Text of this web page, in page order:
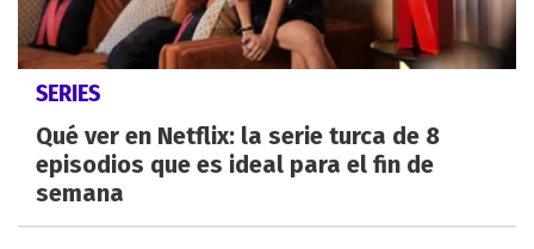
SERIES
Qué ver en Netflix: la serie turca de 8
episodios que es ideal para el fin de
semana